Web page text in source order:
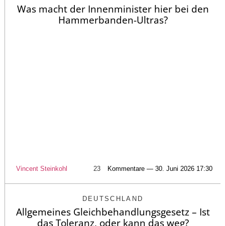
Was macht der Innenminister hier bei den
Hammerbanden-Ultras?
Vincent Steinkohl 23 Kommentare — 30. Juni 2026 17:30
DEUTSCHLAND
Allgemeines Gleichbehandlungsgesetz – Ist
das Toleranz, oder kann das weg?